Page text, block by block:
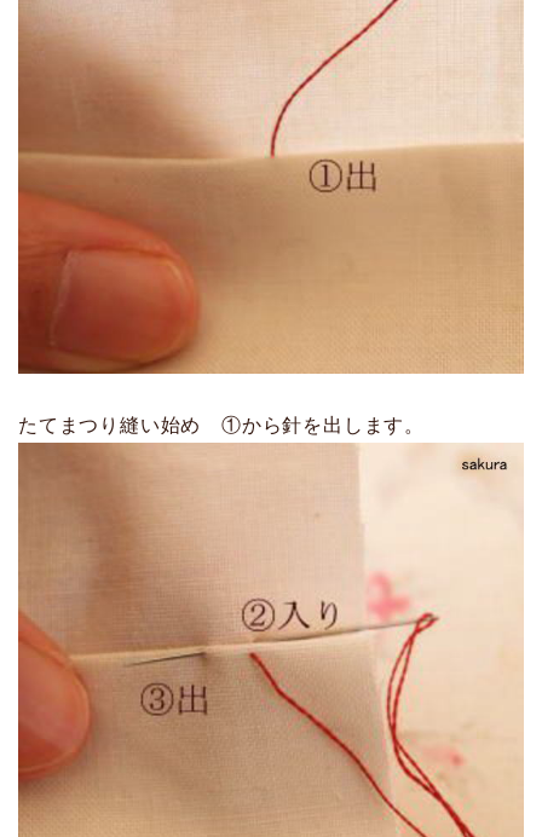
たてまつり縫い始め ①から針を出します。